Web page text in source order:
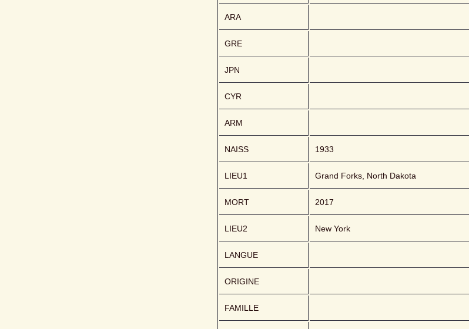
ARA
GRE
JPN
CYR
ARM
NAISS 1933
LIEU1 Grand Forks, North Dakota
MORT 2017
LIEU2 New York
LANGUE
ORIGINE
FAMILLE